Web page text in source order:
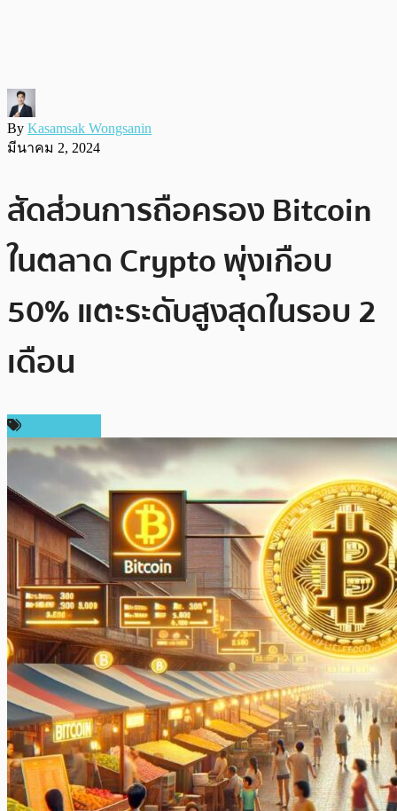
By Kasamsak Wongsanin
มีนาคม 2, 2024
สัดส่วนการถือครอง Bitcoin
ในตลาด Crypto พุ่งเกือบ
50% แตะระดับสูงสุดในรอบ 2
เดือน